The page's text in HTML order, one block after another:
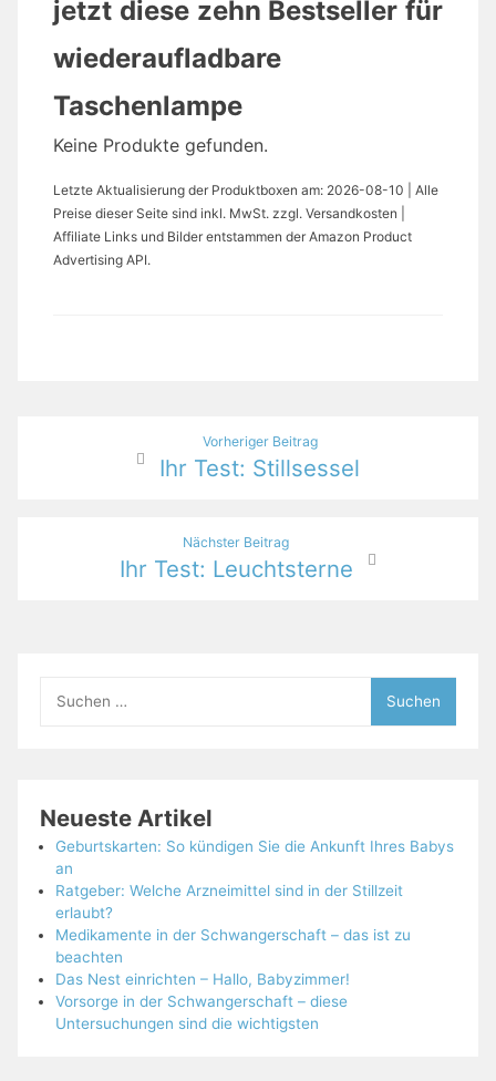
jetzt diese zehn Bestseller für
wiederaufladbare
Taschenlampe
Keine Produkte gefunden.
Letzte Aktualisierung der Produktboxen am: 2026-08-10 | Alle
Preise dieser Seite sind inkl. MwSt. zzgl. Versandkosten |
Affiliate Links und Bilder entstammen der Amazon Product
Advertising API.
Beitragsnavigation
Vorheriger Beitrag
Ihr Test: Stillsessel
Nächster Beitrag
Ihr Test: Leuchtsterne
nach:
Neueste Artikel
Geburtskarten: So kündigen Sie die Ankunft Ihres Babys
an
Ratgeber: Welche Arzneimittel sind in der Stillzeit
erlaubt?
Medikamente in der Schwangerschaft – das ist zu
beachten
Das Nest einrichten – Hallo, Babyzimmer!
Vorsorge in der Schwangerschaft – diese
Untersuchungen sind die wichtigsten